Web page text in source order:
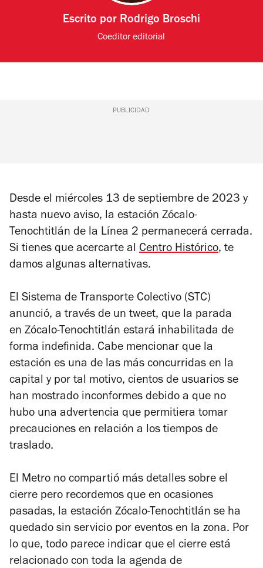
Escrito por Rodrigo Broschi
Coeditor editorial
PUBLICIDAD
Desde el miércoles 13 de septiembre de 2023 y
hasta nuevo aviso, la estación Zócalo-
Tenochtitlán de la Línea 2 permanecerá cerrada.
Si tienes que acercarte al Centro Histórico, te
damos algunas alternativas.
El Sistema de Transporte Colectivo (STC)
anunció, a través de un tweet, que la parada
en Zócalo-Tenochtitlán estará inhabilitada de
forma indefinida. Cabe mencionar que la
estación es una de las más concurridas en la
capital y por tal motivo, cientos de usuarios se
han mostrado inconformes debido a que no
hubo una advertencia que permitiera tomar
precauciones en relación a los tiempos de
traslado.
El Metro no compartió más detalles sobre el
cierre pero recordemos que en ocasiones
pasadas, la estación Zócalo-Tenochtitlán se ha
quedado sin servicio por eventos en la zona. Por
lo que, todo parece indicar que el cierre está
relacionado con toda la agenda de